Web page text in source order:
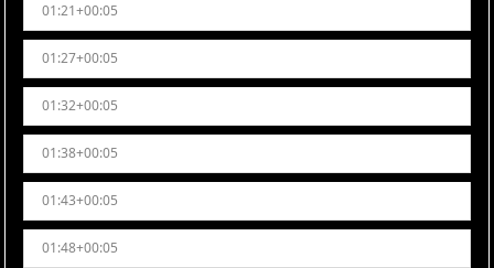
01:21+00:05
01:27+00:05
01:32+00:05
01:38+00:05
01:43+00:05
01:48+00:05